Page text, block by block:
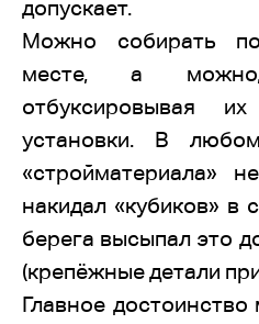
допускает.
Можно собирать
месте, а
отбуксировывая
установки. В
«стройматериала»
накидал «кубиков» в
берега высыпал это
(крепёжные детали
Главное достоинство